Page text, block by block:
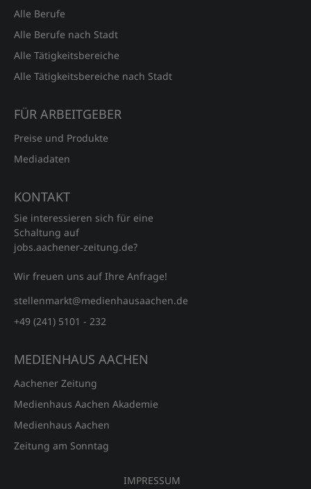
Alle Berufe
Alle Berufe nach Stadt
Alle Tätigkeitsbereiche
Alle Tätigkeitsbereiche nach Stadt
FÜR ARBEITGEBER
Preise und Produkte
Mediadaten
KONTAKT
Sie interessieren sich für eine
Schaltung auf
jobs.aachener‑zeitung.de?
Wir freuen uns auf Ihre Anfrage!
stellenmarkt@medienhausaachen.de
+49 (241) 5101 - 232
MEDIENHAUS AACHEN
Aachener Zeitung
Medienhaus Aachen Akademie
Medienhaus Aachen
Zeitung am Sonntag
IMPRESSUM